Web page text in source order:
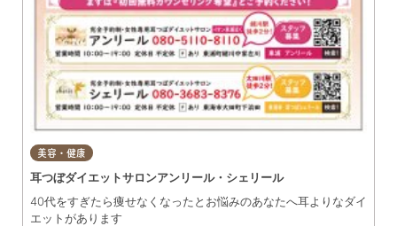
美容・健康
耳つぼダイエットサロンアンリール・シェリール
40代をすぎたら痩せなくなったとお悩みのあなたへ耳よりなダイ
エットがあります